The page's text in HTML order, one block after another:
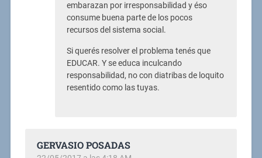
embarazan por irresponsabilidad y éso
consume buena parte de los pocos
recursos del sistema social.
Si querés resolver el problema tenés que
EDUCAR. Y se educa inculcando
responsabilidad, no con diatribas de loquito
resentido como las tuyas.
GERVASIO POSADAS